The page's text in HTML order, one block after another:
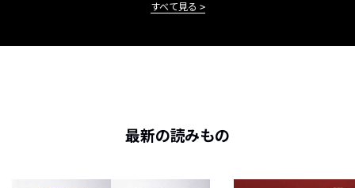
すべて見る
最新の読みもの